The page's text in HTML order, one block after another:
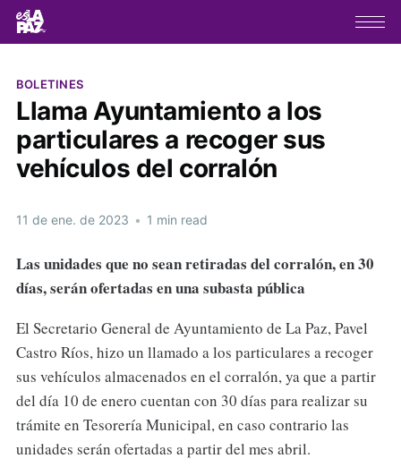
BOLETINES
Llama Ayuntamiento a los
particulares a recoger sus
vehículos del corralón
11 de ene. de 2023 • 1 min read
Las unidades que no sean retiradas del corralón, en 30
días, serán ofertadas en una subasta pública
El Secretario General de Ayuntamiento de La Paz, Pavel
Castro Ríos, hizo un llamado a los particulares a recoger
sus vehículos almacenados en el corralón, ya que a partir
del día 10 de enero cuentan con 30 días para realizar su
trámite en Tesorería Municipal, en caso contrario las
unidades serán ofertadas a partir del mes abril.